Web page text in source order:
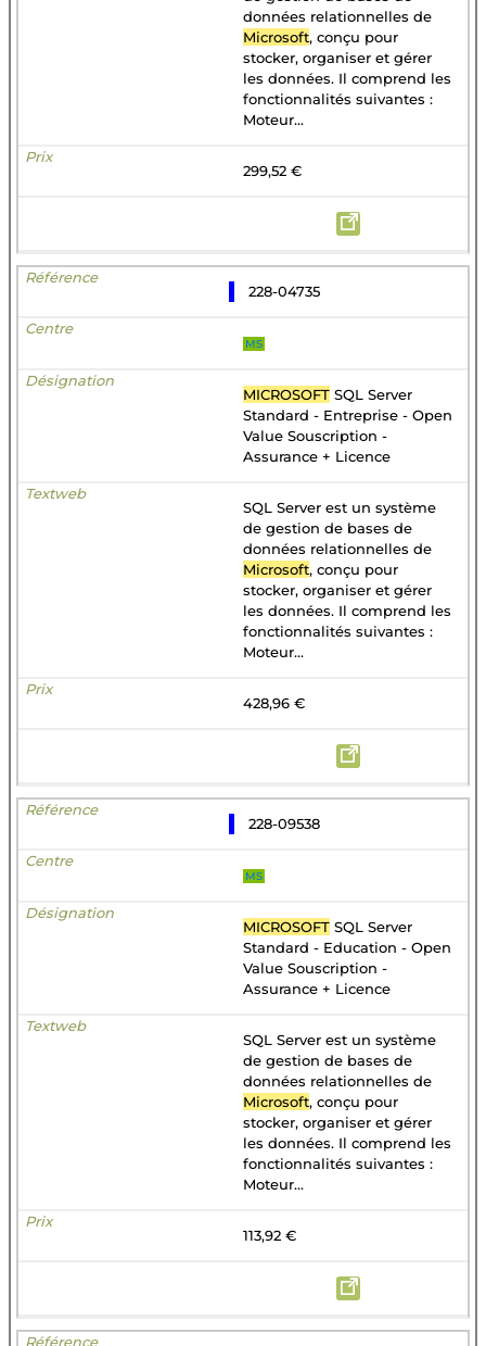
données relationnelles de
Microsoft, conçu pour
stocker, organiser et gérer
les données. Il comprend les
fonctionnalités suivantes :
Moteur...
299,52 €
228-04735
MS
MICROSOFT SQL Server
Standard - Entreprise - Open
Value Souscription -
Assurance + Licence
SQL Server est un système
de gestion de bases de
données relationnelles de
Microsoft, conçu pour
stocker, organiser et gérer
les données. Il comprend les
fonctionnalités suivantes :
Moteur...
428,96 €
228-09538
MS
MICROSOFT SQL Server
Standard - Education - Open
Value Souscription -
Assurance + Licence
SQL Server est un système
de gestion de bases de
données relationnelles de
Microsoft, conçu pour
stocker, organiser et gérer
les données. Il comprend les
fonctionnalités suivantes :
Moteur...
113,92 €